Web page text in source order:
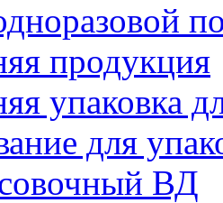
продукция
упаковка
для
ВД